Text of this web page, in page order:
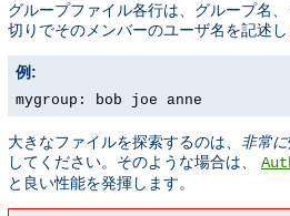
グループファイル各行は、グループ名
切りでそのメンバーのユーザ名を記述し
例:
mygroup: bob joe anne
大きなファイルを探索するのは、 非常に
してください。そのような場合は、
と良い性能を発揮します。